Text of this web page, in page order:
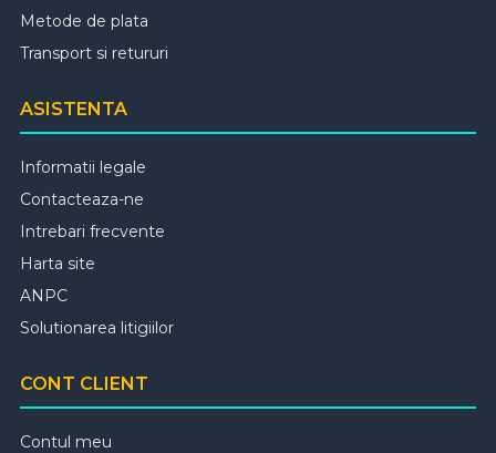
Metode de plata
Transport si retururi
ASISTENTA
Informatii legale
Contacteaza-ne
Intrebari frecvente
Harta site
ANPC
Solutionarea litigiilor
CONT CLIENT
Contul meu